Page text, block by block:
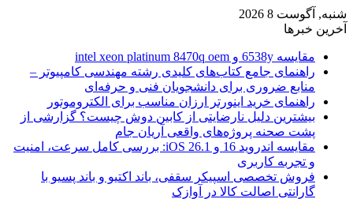
شنبه, آگوست 8 2026
آخرین خبرها
مقایسه 6538y و intel xeon platinum 8470q oem
راهنمای جامع کتاب‌های کلیدی رشته مهندسی کامپیوتر –
منابع ضروری برای دانشجویان فنی و حرفه‌ای
راهنمای خرید اینورتر ارزان مناسب برای الکتروموتور
بیشترین دلیل نارضایتی از کابین دوش چیست؟ گزارشی از
پشت صحنه پروژه‌های واقعی آریان جام
مقایسه اندروید 16 و iOS 26.1: بررسی کامل سرعت، امنیت
و تجربه کاربری
فروش تخصصی اسپیکر سقفی، باند اکتیو و باند پسیو با
گارانتی اصالت کالا در آوازک